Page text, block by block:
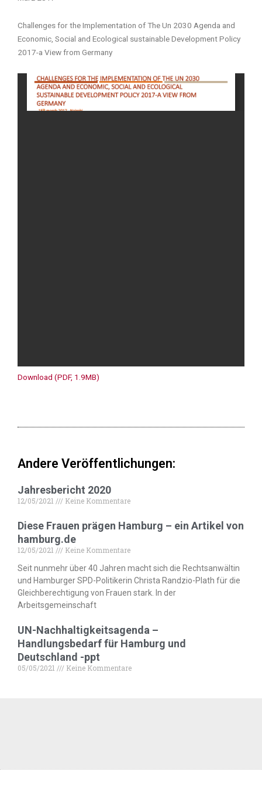
Challenges for the Implementation of The Un 2030 Agenda and
Economic, Social and Ecological sustainable Development Policy
2017-a View from Germany
Download (PDF, 1.9MB)
Andere Veröffentlichungen:
Jahresbericht 2020
12/05/2021 Keine Kommentare
Diese Frauen prägen Hamburg – ein Artikel von
hamburg.de
12/05/2021
Keine Kommentare
Seit nunmehr über 40 Jahren macht sich die Rechtsanwältin
und Hamburger SPD-Politikerin Christa Randzio-Plath für die
Gleichberechtigung von Frauen stark. In der
Arbeitsgemeinschaft
UN-Nachhaltigkeitsagenda –
Handlungsbedarf für Hamburg und
Deutschland -ppt
05/05/2021 Keine Kommentare